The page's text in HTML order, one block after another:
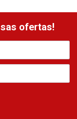
ofertas!